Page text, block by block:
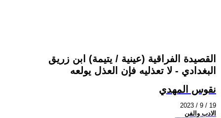
القصيدة الفراقية (عينية / يتيمة) ابن زريق
البغدادي - لا تعذليه فإن العذل يولعه
نقوس المهدي
2023 / 9 / 19
الادب والفن